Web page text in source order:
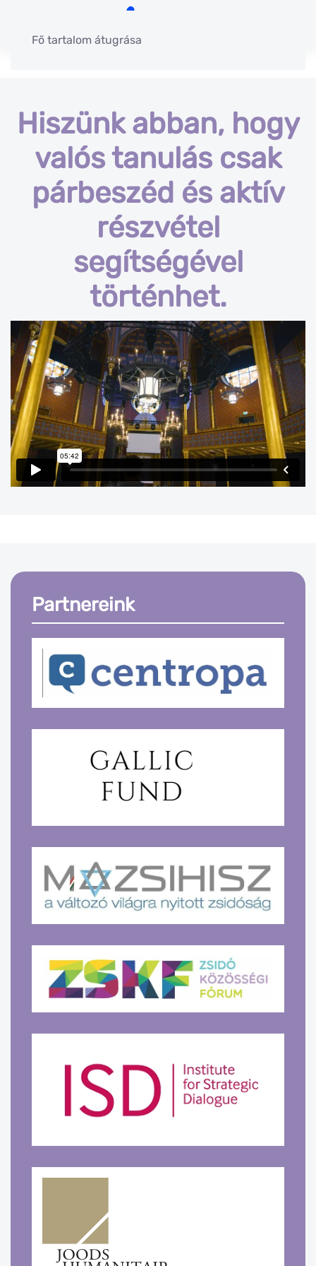
Fő tartalom átugrása
Hiszünk abban, hogy
valós tanulás csak
párbeszéd és aktív
részvétel
segítségével
történhet.
Partnereink